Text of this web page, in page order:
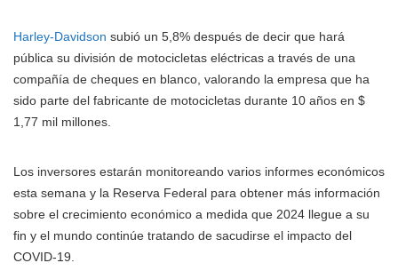
Harley-Davidson subió un 5,8% después de decir que hará
pública su división de motocicletas eléctricas a través de una
compañía de cheques en blanco, valorando la empresa que ha
sido parte del fabricante de motocicletas durante 10 años en $
1,77 mil millones.
Los inversores estarán monitoreando varios informes económicos
esta semana y la Reserva Federal para obtener más información
sobre el crecimiento económico a medida que 2024 llegue a su
fin y el mundo continúe tratando de sacudirse el impacto del
COVID-19.